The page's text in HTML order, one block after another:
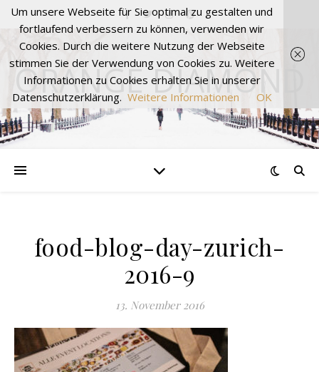
ORANGE DIAMOND
food-blog-day-zurich-
2016-9
13. November 2016
Um unsere Webseite für Sie optimal zu gestalten und
fortlaufend verbessern zu können, verwenden wir
Cookies. Durch die weitere Nutzung der Webseite
stimmen Sie der Verwendung von Cookies zu. Weitere
Informationen zu Cookies erhalten Sie in unserer
Datenschutzerklärung. Weitere Informationen OK